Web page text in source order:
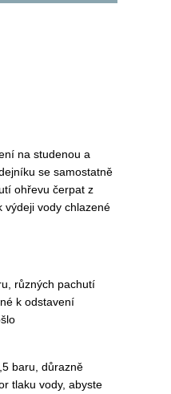
na studenou a
se samostatně
ohřevu čerpat z
výdeji vody chlazené
různých pachutí
k odstavení
baru, důrazně
tlaku vody, abyste